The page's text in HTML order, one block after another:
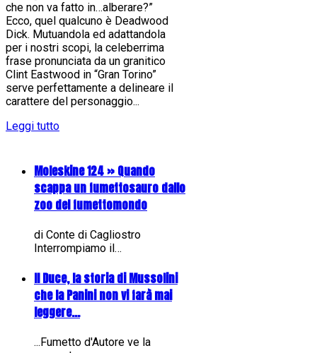
che non va fatto in…alberare?”
Ecco, quel qualcuno è Deadwood
Dick. Mutuandola ed adattandola
per i nostri scopi, la celeberrima
frase pronunciata da un granitico
Clint Eastwood in “Gran Torino”
serve perfettamente a delineare il
carattere del personaggio...
Leggi tutto
Moleskine 124 » Quando
scappa un fumettosauro dallo
zoo del fumettomondo
di Conte di Cagliostro
Interrompiamo il…
Il Duce, la storia di Mussolini
che la Panini non vi farà mai
leggere...
...Fumetto d'Autore ve la